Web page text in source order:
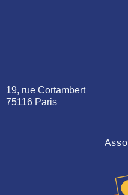
19, rue Cortambert
75116 Paris